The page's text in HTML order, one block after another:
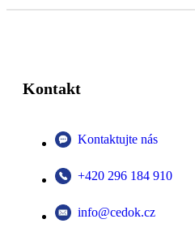
Kontakt
Kontaktujte nás
+420 296 184 910
info@cedok.cz